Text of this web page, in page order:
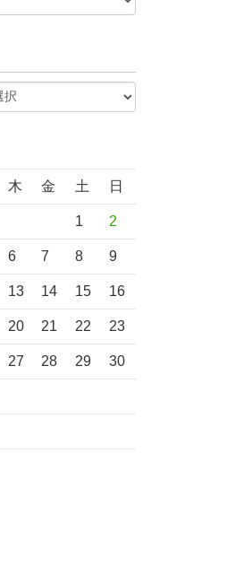
木 金 土 日
1 2
6 7 8 9
13 14 15 16
20 21 22 23
27 28 29 30